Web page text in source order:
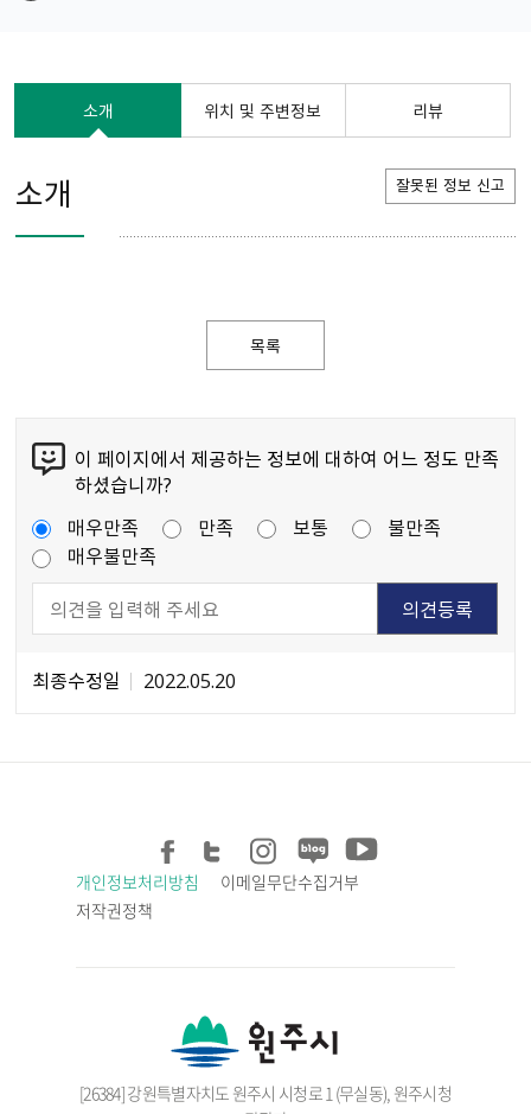
소개 위치 및 주변정보 리뷰
소개 잘못된 정보 신고
목록
이 페이지에서 제공하는 정보에 대하여 어느 정도 만족
하셨습니까?
매우만족
만족 보통
불만족
매우불만족
최종수정일 2022.05.20
개인정보처리방침
이메일무단수집거부
저작권정책
[26384] 강원특별자치도 원주시 시청로 1 (무실동), 원주시청